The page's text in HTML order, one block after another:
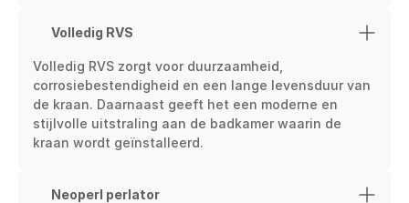
Volledig RVS
Volledig RVS zorgt voor duurzaamheid,
corrosiebestendigheid en een lange levensduur van
de kraan. Daarnaast geeft het een moderne en
stijlvolle uitstraling aan de badkamer waarin de
kraan wordt geïnstalleerd.
Neoperl perlator